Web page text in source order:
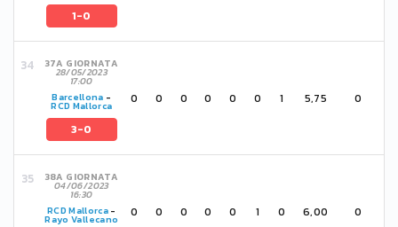
1-0
37A GIORNATA
28/05/2023
17:00
Barcellona -
RCD Mallorca
3-0
0 0 0 0 0 0 1 5,75 0
38A GIORNATA
04/06/2023
16:30
RCD Mallorca -
Rayo Vallecano 0 0 0 0 0 1 0 6,00 0